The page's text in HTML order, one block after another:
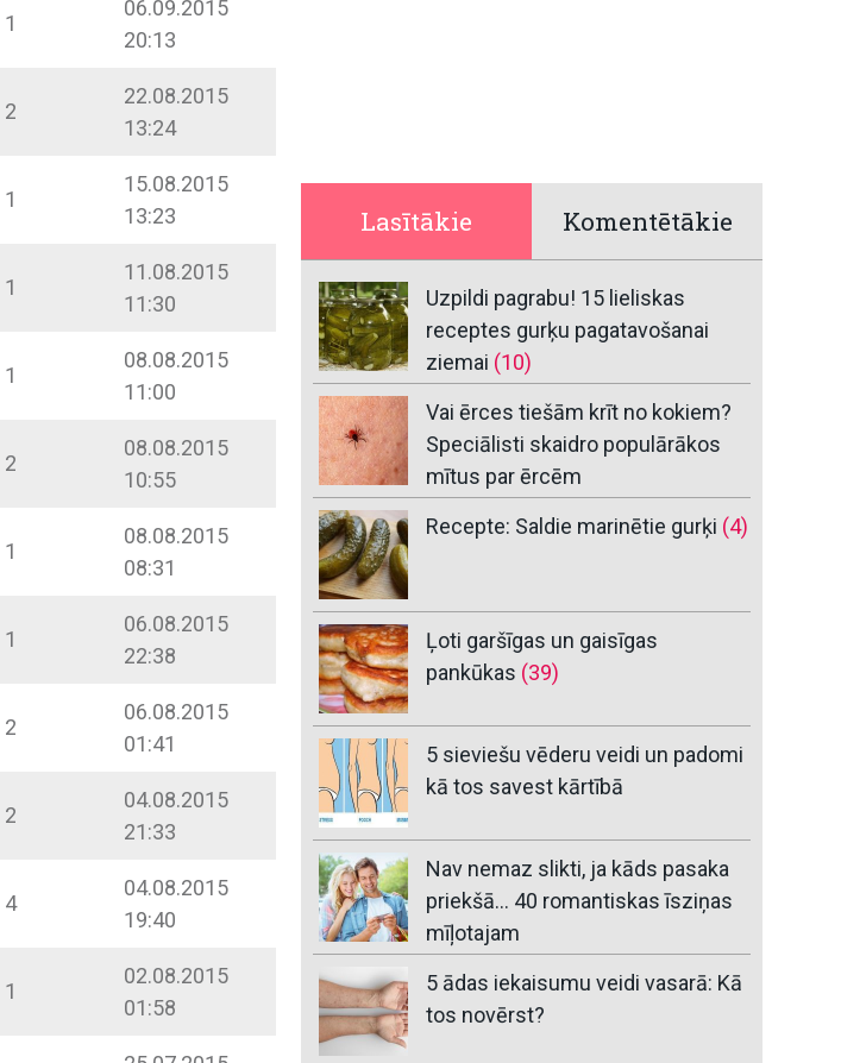
1
06.09.2015
20:13
2
22.08.2015
13:24
1
15.08.2015
13:23
1
11.08.2015
11:30
1
08.08.2015
11:00
2
08.08.2015
10:55
1
08.08.2015
08:31
1
06.08.2015
22:38
2
06.08.2015
01:41
2
04.08.2015
21:33
4
04.08.2015
19:40
1
02.08.2015
01:58
Lasītākie Komentētākie
Uzpildi pagrabu! 15 lieliskas
receptes gurķu pagatavošanai
ziemai (10)
Vai ērces tiešām krīt no kokiem?
Speciālisti skaidro populārākos
mītus par ērcēm
Recepte: Saldie marinētie gurķi (4)
Ļoti garšīgas un gaisīgas
pankūkas (39)
5 sieviešu vēderu veidi un padomi
kā tos savest kārtībā
Nav nemaz slikti, ja kāds pasaka
priekšā… 40 romantiskas īsziņas
mīļotajam
5 ādas iekaisumu veidi vasarā: Kā
tos novērst?